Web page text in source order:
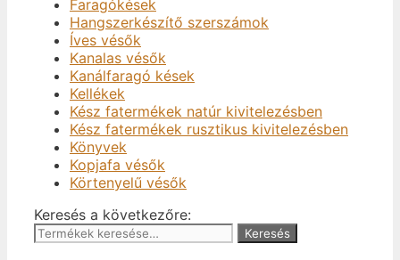
Faragókések
Hangszerkészítő szerszámok
Íves vésők
Kanalas vésők
Kanálfaragó kések
Kellékek
Kész fatermékek natúr kivitelezésben
Kész fatermékek rusztikus kivitelezésben
Könyvek
Kopjafa vésők
Körtenyelű vésők
Keresés a következőre:
Keresés